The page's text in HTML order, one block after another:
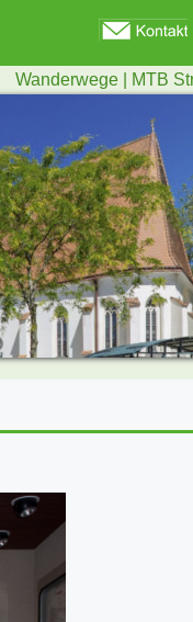
Wanderwege | MTB